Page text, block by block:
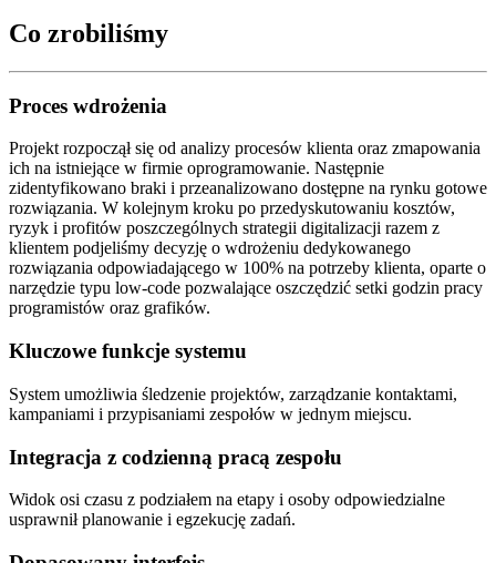
Co zrobiliśmy
Proces wdrożenia
Projekt rozpoczął się od analizy procesów klienta oraz zmapowania
ich na istniejące w firmie oprogramowanie. Następnie
zidentyfikowano braki i przeanalizowano dostępne na rynku gotowe
rozwiązania. W kolejnym kroku po przedyskutowaniu kosztów,
ryzyk i profitów poszczególnych strategii digitalizacji razem z
klientem podjeliśmy decyzję o wdrożeniu dedykowanego
rozwiązania odpowiadającego w 100% na potrzeby klienta, oparte o
narzędzie typu low-code pozwalające oszczędzić setki godzin pracy
programistów oraz grafików.
Kluczowe funkcje systemu
System umożliwia śledzenie projektów, zarządzanie kontaktami,
kampaniami i przypisaniami zespołów w jednym miejscu.
Integracja z codzienną pracą zespołu
Widok osi czasu z podziałem na etapy i osoby odpowiedzialne
usprawnił planowanie i egzekucję zadań.